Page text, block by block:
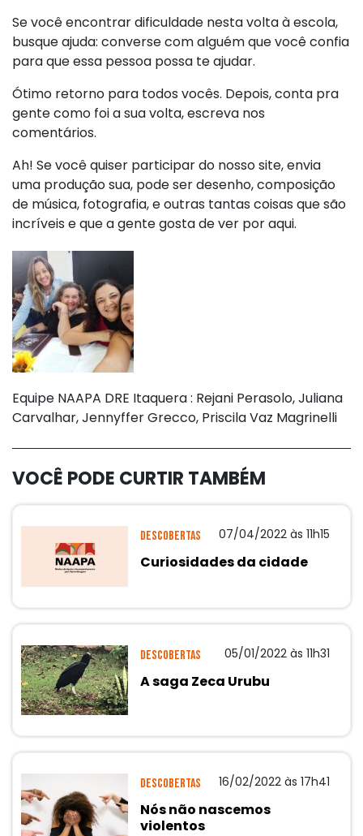
Se você encontrar dificuldade nesta volta à escola,
busque ajuda: converse com alguém que você confia
para que essa pessoa possa te ajudar.
Ótimo retorno para todos vocês. Depois, conta pra
gente como foi a sua volta, escreva nos
comentários.
Ah! Se você quiser participar do nosso site, envia
uma produção sua, pode ser desenho, composição
de música, fotografia, e outras tantas coisas que são
incríveis e que a gente gosta de ver por aqui.
Equipe NAAPA DRE Itaquera : Rejani Perasolo, Juliana
Carvalhar, Jennyffer Grecco, Priscila Vaz Magrinelli
VOCÊ PODE CURTIR TAMBÉM
Descobertas 07/04/2022 às 11h15
Curiosidades da cidade
Descobertas 05/01/2022 às 11h31
A saga Zeca Urubu
Descobertas 16/02/2022 às 17h41
Nós não nascemos
violentos